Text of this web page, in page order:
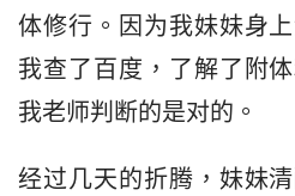
体修行。因为我妹妹身
我查了百度，了解了附
我老师判断的是对的。
经过几天的折腾，妹妹